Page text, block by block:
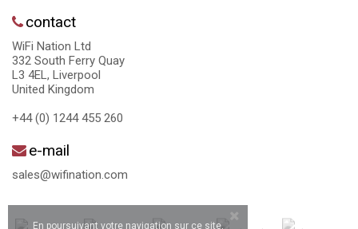
contact
WiFi Nation Ltd
332 South Ferry Quay
L3 4EL, Liverpool
United Kingdom
+44 (0) 1244 455 260
e-mail
sales@wifination.com
En poursuivant votre navigation sur ce site,